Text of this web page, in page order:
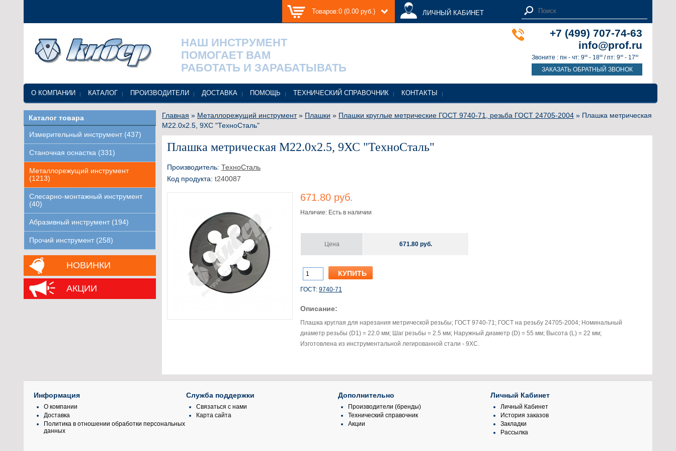
Товаров:0 (0.00 руб.) ЛИЧНЫЙ КАБИНЕТ
НАШ ИНСТРУМЕНТ
ПОМОГАЕТ ВАМ
РАБОТАТЬ И ЗАРАБАТЫВАТЬ
ЗАКАЗАТЬ ОБРАТНЫЙ ЗВОНОК
+7 (499) 707-74-63
info@prof.ru
Звоните : пн - чт: 900 - 1800 / пт: 900 - 1700
О КОМПАНИИ КАТАЛОГ ПРОИЗВОДИТЕЛИ ДОСТАВКА ПОМОЩЬ ТЕХНИЧЕСКИЙ СПРАВОЧНИК КОНТАКТЫ
Каталог товара
Измерительный инструмент (437)
Станочная оснастка (331)
Металлорежущий инструмент
(1213)
Слесарно-монтажный инструмент
(40)
Абразивный инструмент (194)
Прочий инструмент (258)
НОВИНКИ
АКЦИИ
Главная » Металлорежущий инструмент» Плашки » Плашки круглые метрические ГОСТ 9740-71, резьба ГОСТ 24705-2004 » Плашка метрическая
М22.0х2.5, 9ХС "ТехноСталь"
Плашка метрическая М22.0х2.5, 9ХС "ТехноСталь"
Производитель: ТехноСталь
Код продукта: t240087
671.80 руб.
Наличие: Есть в наличии
Цена 671.80 руб.
ГОСТ: 9740-71
Описание:
Плашка круглая для нарезания метрической резьбы; ГОСТ 9740-71; ГОСТ на резьбу 24705-2004; Номинальный
диаметр резьбы (D1) = 22.0 мм; Шаг резьбы = 2.5 мм; Наружный диаметр (D) = 55 мм; Высота (L) = 22 мм;
Изготовлена из инструментальной легированной стали - 9ХС.
Информация
О компании
Доставка
Политика в отношении обработки персональных
данных
Служба поддержки
Связаться с нами
Карта сайта
Дополнительно
Производители (бренды)
Технический справочник
Акции
Личный Кабинет
Личный Кабинет
История заказов
Закладки
Рассылка